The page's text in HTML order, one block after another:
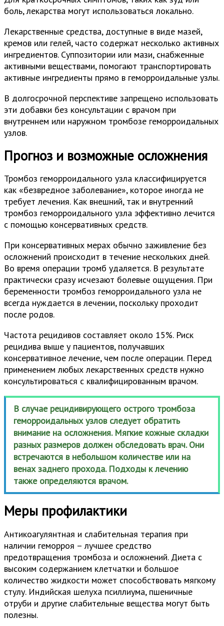
боль, лекарства могут использоваться локально.
Лекарственные средства, доступные в виде мазей,
кремов или гелей, часто содержат несколько активных
ингредиентов. Суппозитории или мази, снабженные
активными веществами, помогают транспортировать
активные ингредиенты прямо в геморроидальные узлы.
В долгосрочной перспективе запрещено использовать
эти добавки без консультации с врачом при
внутреннем или наружном тромбозе геморроидальных
узлов.
Прогноз и возможные осложнения
Тромбоз геморроидального узла классифицируется
как «безвредное заболевание», которое иногда не
требует лечения. Как внешний, так и внутренний
тромбоз геморроидального узла эффективно лечится
с помощью консервативных средств.
При консервативных мерах обычно заживление без
осложнений происходит в течение нескольких дней.
Во время операции тромб удаляется. В результате
практически сразу исчезают болевые ощущения. При
беременности тромбоз геморроидального узла не
всегда нуждается в лечении, поскольку проходит
после родов.
Частота рецидивов составляет около 15%. Риск
рецидива выше у пациентов, получавших
консервативное лечение, чем после операции. Перед
применением любых лекарственных средств нужно
консультироваться с квалифицированным врачом.
В случае рецидивирующего острого тромбоза
геморроидальных узлов следует обратить
внимание на осложнения. Мягкие кожные складки
разных размеров должен обследовать врач. Они
встречаются в небольшом количестве или на
венах заднего прохода. Подходы к лечению
также определяются врачом.
Меры профилактики
Антикоагулянтная и слабительная терапия при
наличии геморроя – лучшее средство
предотвращения тромбоза и осложнений. Диета с
высоким содержанием клетчатки и большое
количество жидкости может способствовать мягкому
стулу. Индийская шелуха псиллиума, пшеничные
отруби и другие слабительные вещества могут быть
полезны.